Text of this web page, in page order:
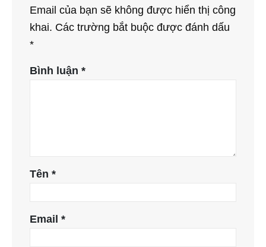
Email của bạn sẽ không được hiển thị công
khai. Các trường bắt buộc được đánh dấu
*
Bình luận *
Tên *
Email *